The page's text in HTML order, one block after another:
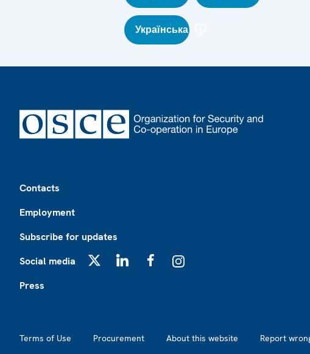
Українська
Contacts
Employment
Subscribe for updates
Social media
Press
Terms of Use Procurement About this website Report